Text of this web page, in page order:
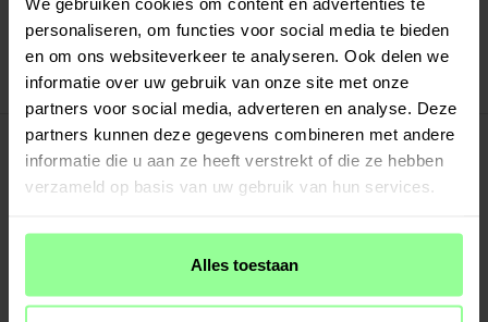
personaliseren, om functies voor social media te bieden
en om ons websiteverkeer te analyseren. Ook delen we
informatie over uw gebruik van onze site met onze
partners voor social media, adverteren en analyse. Deze
partners kunnen deze gegevens combineren met andere
informatie die u aan ze heeft verstrekt of die ze hebben
verzameld op basis van uw gebruik van hun services.
Alles toestaan
Veilig betalen met Klarna of Paypal
30 dagen retourrecht
Art number:49748
PRODUCTBESCHRIJVING
Flexibel siliconen bandje voor Amazfit GTS 4 Mini. Deze armband is gemaakt van
duurzaam, slijtvast siliconen zodat het lang mee gaat. De geribbelde structuur
dag en nacht kunt dragen.
van de magneetsluiting, hierdoor past hij altijd perfect om je pols. Dit